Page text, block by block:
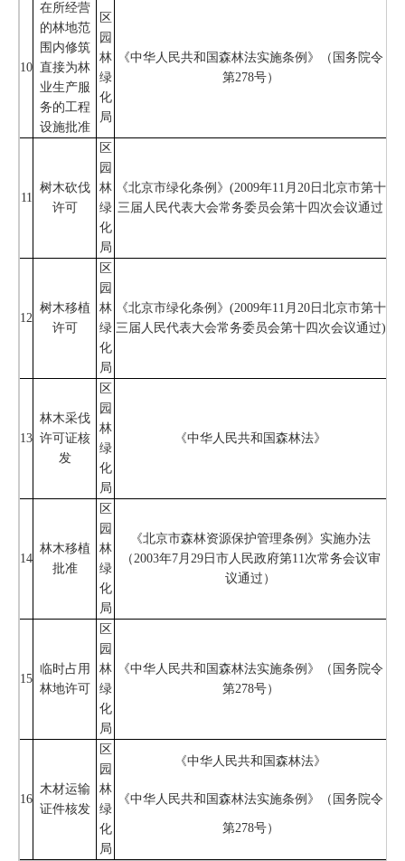
10
在所经营
的林地范
围内修筑
直接为林
业生产服
务的工程
设施批准
区
园
林
绿
化
局
《中华人民共和国森林法实施条例》（国务院令
第278号）
11
树木砍伐
许可
区
园
林
绿
化
局
《北京市绿化条例》(2009年11月20日北京市第十
三届人民代表大会常务委员会第十四次会议通过
12
树木移植
许可
区
园
林
绿
化
局
《北京市绿化条例》(2009年11月20日北京市第十
三届人民代表大会常务委员会第十四次会议通过)
13
林木采伐
许可证核
发
区
园
林
绿
化
局
《中华人民共和国森林法》
14
林木移植
批准
区
园
林
绿
化
局
《北京市森林资源保护管理条例》实施办法
（2003年7月29日市人民政府第11次常务会议审
议通过）
15
临时占用
林地许可
区
园
林
绿
化
局
《中华人民共和国森林法实施条例》（国务院令
第278号）
16
木材运输
证件核发
区
园
林
绿
化
局
《中华人民共和国森林法》
《中华人民共和国森林法实施条例》（国务院令
第278号）